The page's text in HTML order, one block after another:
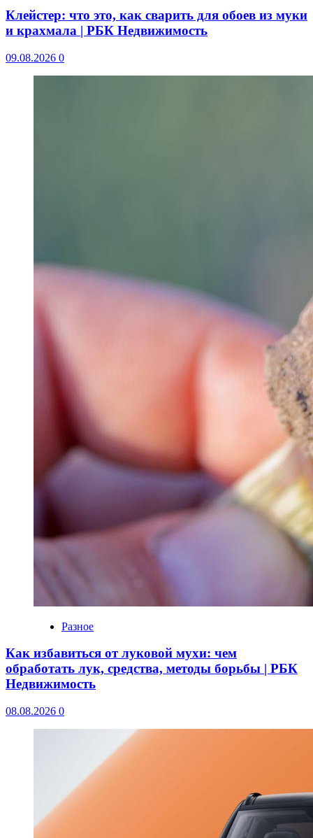
Клейстер: что это, как сварить для обоев из муки
и крахмала | РБК Недвижимость
09.08.2026 0
Разное
Как избавиться от луковой мухи: чем
обработать лук, средства, методы борьбы | РБК
Недвижимость
08.08.2026 0